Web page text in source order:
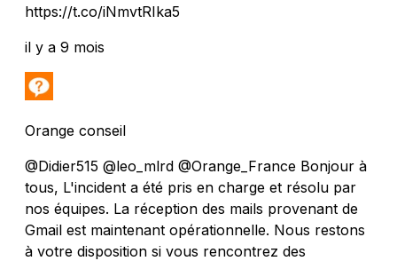
https://t.co/iNmvtRIka5
il y a 9 mois
Orange conseil
@Didier515 @leo_mlrd @Orange_France Bonjour à
tous, L'incident a été pris en charge et résolu par
nos équipes. La réception des mails provenant de
Gmail est maintenant opérationnelle. Nous restons
à votre disposition si vous rencontrez des